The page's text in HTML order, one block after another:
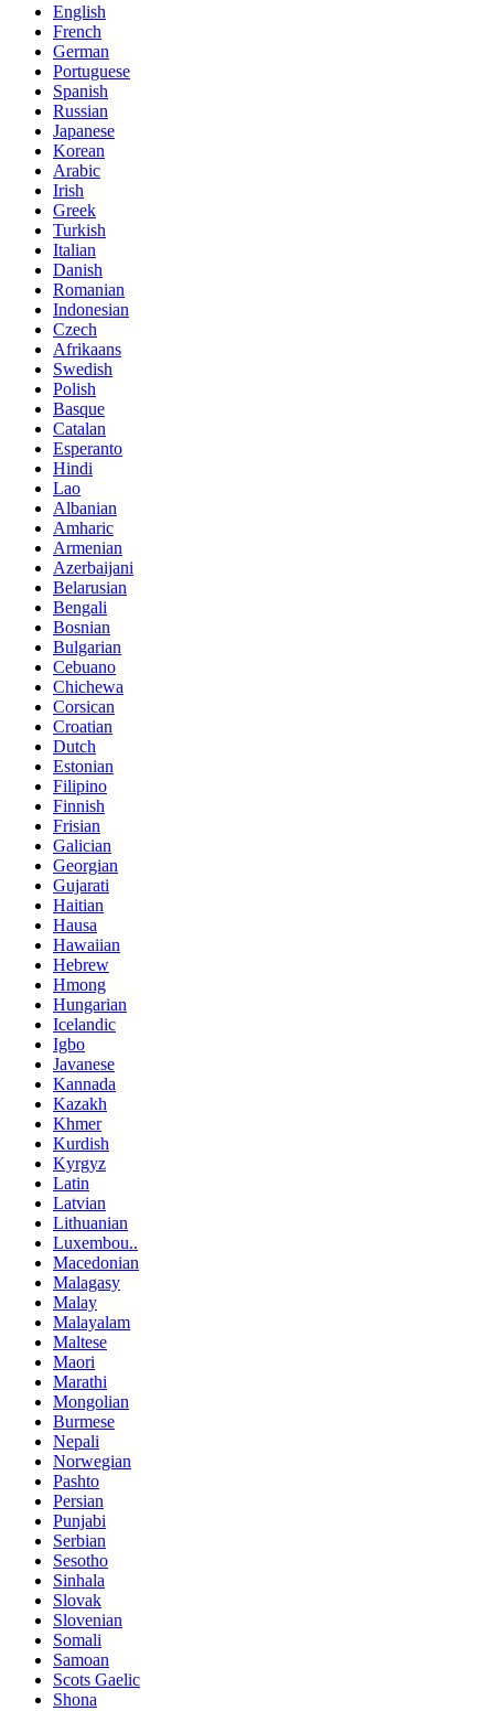
English
French
German
Portuguese
Spanish
Russian
Japanese
Korean
Arabic
Irish
Greek
Turkish
Italian
Danish
Romanian
Indonesian
Czech
Afrikaans
Swedish
Polish
Basque
Catalan
Esperanto
Hindi
Lao
Albanian
Amharic
Armenian
Azerbaijani
Belarusian
Bengali
Bosnian
Bulgarian
Cebuano
Chichewa
Corsican
Croatian
Dutch
Estonian
Filipino
Finnish
Frisian
Galician
Georgian
Gujarati
Haitian
Hausa
Hawaiian
Hebrew
Hmong
Hungarian
Icelandic
Igbo
Javanese
Kannada
Kazakh
Khmer
Kurdish
Kyrgyz
Latin
Latvian
Lithuanian
Luxembou..
Macedonian
Malagasy
Malay
Malayalam
Maltese
Maori
Marathi
Mongolian
Burmese
Nepali
Norwegian
Pashto
Persian
Punjabi
Serbian
Sesotho
Sinhala
Slovak
Slovenian
Somali
Samoan
Scots Gaelic
Shona